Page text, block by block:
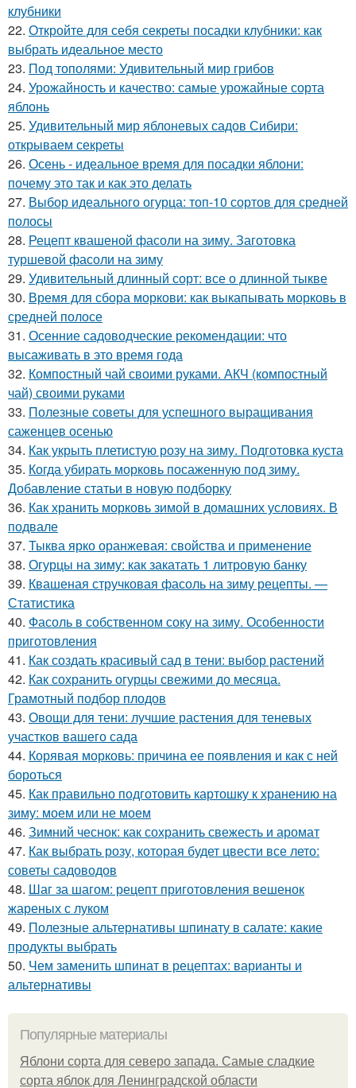
клубники
22. Откройте для себя секреты посадки клубники: как
выбрать идеальное место
23. Под тополями: Удивительный мир грибов
24. Урожайность и качество: самые урожайные сорта
яблонь
25. Удивительный мир яблоневых садов Сибири:
открываем секреты
26. Осень - идеальное время для посадки яблони:
почему это так и как это делать
27. Выбор идеального огурца: топ-10 сортов для средней
полосы
28. Рецепт квашеной фасоли на зиму. Заготовка
туршевой фасоли на зиму
29. Удивительный длинный сорт: все о длинной тыкве
30. Время для сбора моркови: как выкапывать морковь в
средней полосе
31. Осенние садоводческие рекомендации: что
высаживать в это время года
32. Компостный чай своими руками. АКЧ (компостный
чай) своими руками
33. Полезные советы для успешного выращивания
саженцев осенью
34. Как укрыть плетистую розу на зиму. Подготовка куста
35. Когда убирать морковь посаженную под зиму.
Добавление статьи в новую подборку
36. Как хранить морковь зимой в домашних условиях. В
подвале
37. Тыква ярко оранжевая: свойства и применение
38. Огурцы на зиму: как закатать 1 литровую банку
39. Квашеная стручковая фасоль на зиму рецепты. —
Статистика
40. Фасоль в собственном соку на зиму. Особенности
приготовления
41. Как создать красивый сад в тени: выбор растений
42. Как сохранить огурцы свежими до месяца.
Грамотный подбор плодов
43. Овощи для тени: лучшие растения для теневых
участков вашего сада
44. Корявая морковь: причина ее появления и как с ней
бороться
45. Как правильно подготовить картошку к хранению на
зиму: моем или не моем
46. Зимний чеснок: как сохранить свежесть и аромат
47. Как выбрать розу, которая будет цвести все лето:
советы садоводов
48. Шаг за шагом: рецепт приготовления вешенок
жареных с луком
49. Полезные альтернативы шпинату в салате: какие
продукты выбрать
50. Чем заменить шпинат в рецептах: варианты и
альтернативы
Популярные материалы
Яблони сорта для северо запада. Самые сладкие
сорта яблок для Ленинградской области